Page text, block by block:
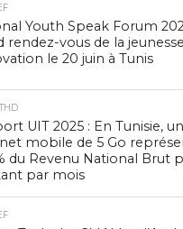
Youth Speak Forum
rendez-vous de la
le 20 juin à Tunis
UIT 2025 : En Tunisie,
mobile de 5 Go
du Revenu National Brut
par mois